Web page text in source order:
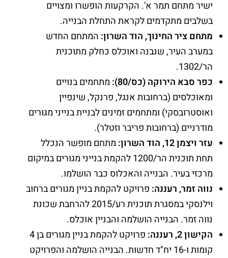
ישיר מתחם תמר א'. הקרקעות הופשרו ומצויים
בשלבים מתקדמים לקראת התחלת הבנייה.
מתחם ציר החינוך, הוד השרון: המתחם החדש
במערב העיר, שנבנה ואוכלס כחלק מתוכנית
הר/1302.
כפר סבא הירוקה (כס/80):
מתחמים בנויים
ומאוכלסים (ברחובות אנגל, פרנקל, שינפיין
ואוסטרובסקי) ומתחמים זמינים לבניית בנייני מגורים
מודרניים (ברחובות פריבר וזטלר).
עזר ויצמן 12, הוד השרון:
מתחם מופשר הנכלל
תחת תוכנית הר/1200 להקמת בנייני מגורים במיקום
מרכזי בעיר. הבנייה והאכלוס כבר הושלמו.
נווה זמר, רעננה: פרויקט להקמת בניין מגורים ברחוב
וילנסקי במסגרת תוכנית רע/2015 להרחבת שכונת
נווה זמר. הבנייה הושלמה והבניין אוכלס.
הקישון 2, רעננה:
פרויקט להקמת בניין מגורים בן 4
קומות ו-16 יח"ד חדשות. הבנייה הושלמה והפרויקט